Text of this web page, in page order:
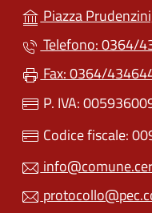
Piazza
Telefono: 0364/
Fax: 0364/
P. IVA:
Codice fiscale: